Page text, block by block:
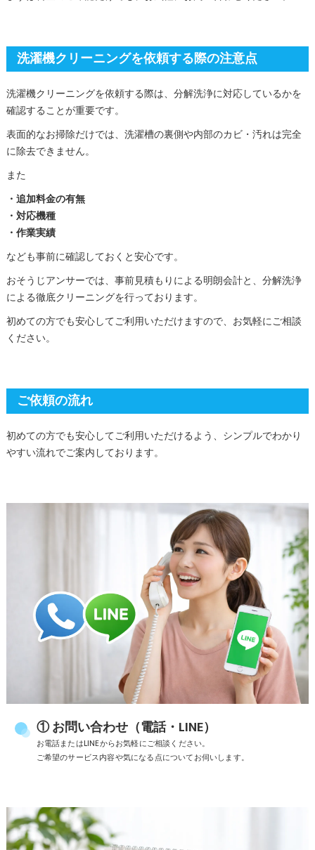
洗濯機クリーニングを依頼する際の注意点
洗濯機クリーニングを依頼する際は、分解洗浄に対応しているかを
確認することが重要です。
表面的なお掃除だけでは、洗濯槽の裏側や内部のカビ・汚れは完全
に除去できません。
また
・追加料金の有無
・対応機種
・作業実績
なども事前に確認しておくと安心です。
おそうじアンサーでは、事前見積もりによる明朗会計と、分解洗浄
による徹底クリーニングを行っております。
初めての方でも安心してご利用いただけますので、お気軽にご相談
ください。
ご依頼の流れ
初めての方でも安心してご利用いただけるよう、シンプルでわかり
やすい流れでご案内しております。
① お問い合わせ（電話・LINE）
お電話またはLINEからお気軽にご相談ください。
ご希望のサービス内容や気になる点についてお伺いします。